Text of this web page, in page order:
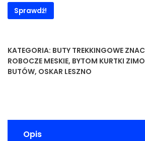
Sprawdź!
KATEGORIA: BUTY TREKKINGOWE
ROBOCZE MESKIE, BYTOM KURTKI
BUTÓW, OSKAR LESZNO
Opis